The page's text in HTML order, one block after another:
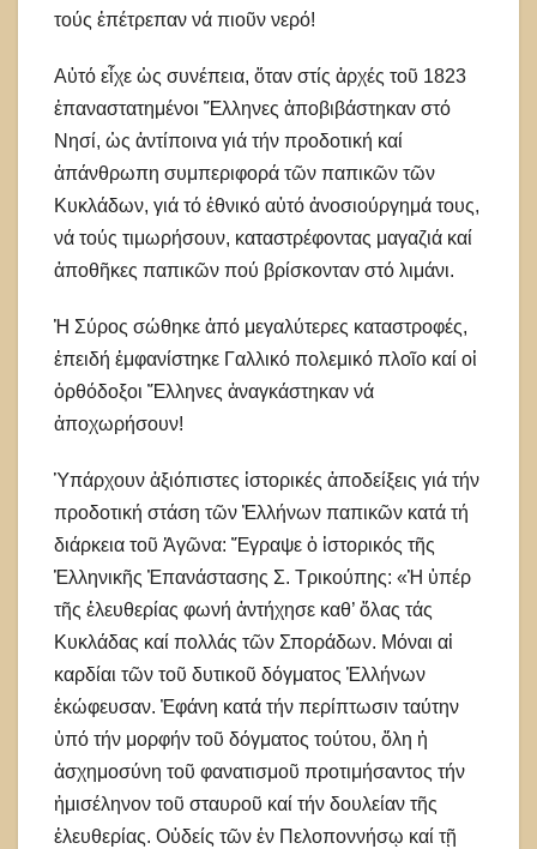
τούς ἐπέτρεπαν νά πιοῦν νερό!
Αὐτό εἶχε ὡς συνέπεια, ὅταν στίς ἀρχές τοῦ 1823
ἐπαναστατημένοι Ἕλληνες ἀποβιβάστηκαν στό
Νησί, ὡς ἀντίποινα γιά τήν προδοτική καί
ἀπάνθρωπη συμπεριφορά τῶν παπικῶν τῶν
Κυκλάδων, γιά τό ἐθνικό αὐτό ἀνοσιούργημά τους,
νά τούς τιμωρήσουν, καταστρέφοντας μαγαζιά καί
ἀποθῆκες παπικῶν πού βρίσκονταν στό λιμάνι.
Ἡ Σύρος σώθηκε ἀπό μεγαλύτερες καταστροφές,
ἐπειδή ἐμφανίστηκε Γαλλικό πολεμικό πλοῖο καί οἱ
ὀρθόδοξοι Ἕλληνες ἀναγκάστηκαν νά
ἀποχωρήσουν!
Ὑπάρχουν ἀξιόπιστες ἱστορικές ἀποδείξεις γιά τήν
προδοτική στάση τῶν Ἑλλήνων παπικῶν κατά τή
διάρκεια τοῦ Ἀγῶνα: Ἔγραψε ὁ ἱστορικός τῆς
Ἑλληνικῆς Ἐπανάστασης Σ. Τρικούπης: «Ἡ ὑπέρ
τῆς ἐλευθερίας φωνή ἀντήχησε καθ’ ὅλας τάς
Κυκλάδας καί πολλάς τῶν Σποράδων. Μόναι αἱ
καρδίαι τῶν τοῦ δυτικοῦ δόγματος Ἑλλήνων
ἐκώφευσαν. Ἐφάνη κατά τήν περίπτωσιν ταύτην
ὑπό τήν μορφήν τοῦ δόγματος τούτου, ὅλη ἡ
ἀσχημοσύνη τοῦ φανατισμοῦ προτιμήσαντος τήν
ἡμισέληνον τοῦ σταυροῦ καί τήν δουλείαν τῆς
ἐλευθερίας. Οὐδείς τῶν ἐν Πελοποννήσῳ καί τῇ